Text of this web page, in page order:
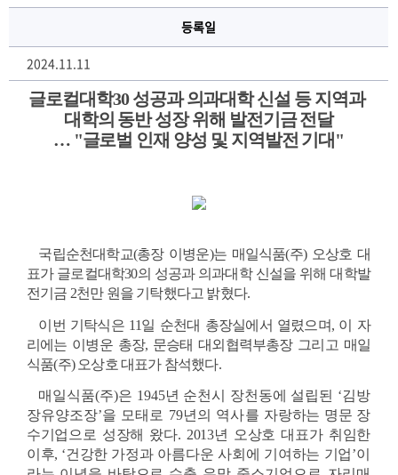
등록일
2024.11.11
글로컬대학30 성공과 의과대학 신설 등 지역과
대학의 동반 성장 위해 발전기금 전달
… "글로벌 인재 양성 및 지역발전 기대 "
국립순천대학교(총장 이병운)는 매일식품(주) 오상호 대
표가 글로컬대학30의 성공과 의과대학 신설을 위해 대학발
전기금 2천만 원을 기탁했다고 밝혔다.
이번 기탁식은 11일 순천대 총장실에서 열렸으며, 이 자
리에는 이병운 총장, 문승태 대외협력부총장 그리고 매일
식품(주) 오상호 대표가 참석했다.
매일식품(주)은 1945년 순천시 장천동에 설립된 ‘김방
장유양조장’을 모태로 79년의 역사를 자랑하는 명문 장
수기업으로 성장해 왔다. 2013년 오상호 대표가 취임한
이후, ‘건 강한 가정과 아름다운 사회에 기여하는 기업’이